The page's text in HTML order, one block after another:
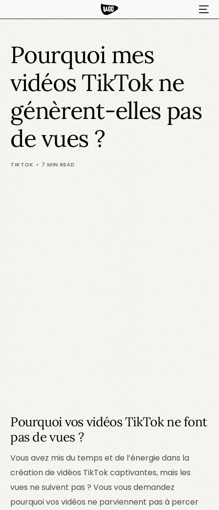
Pourquoi mes
vidéos TikTok ne
génèrent-elles pas
de vues ?
TIKTOK 7 MIN READ
Pourquoi vos vidéos TikTok ne font
pas de vues ?
Vous avez mis du temps et de l’énergie dans la
création de vidéos TikTok captivantes, mais les
vues ne suivent pas ? Vous vous demandez
pourquoi vos vidéos ne parviennent pas à percer
HOT